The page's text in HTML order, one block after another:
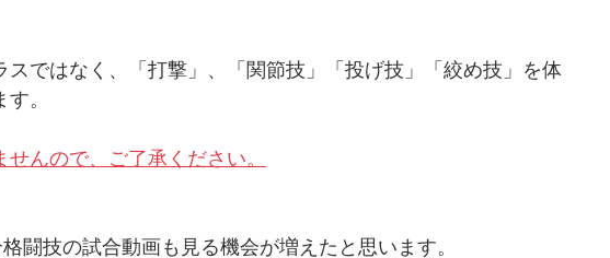
ではなく、「打撃」、「関節技」「投げ技」「絞め技」を体
。
んので、ご了承ください。
闘技の試合動画も見る機会が増えたと思います。